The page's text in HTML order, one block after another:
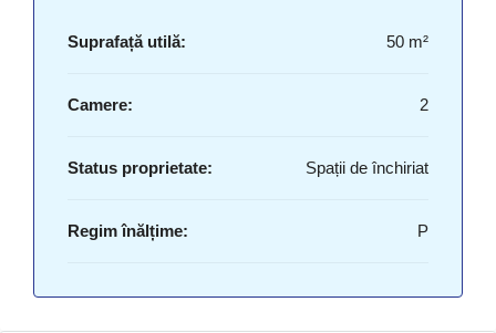
Suprafață utilă: 50 m²
Camere: 2
Status proprietate: Spații de închiriat
Regim înălțime: P